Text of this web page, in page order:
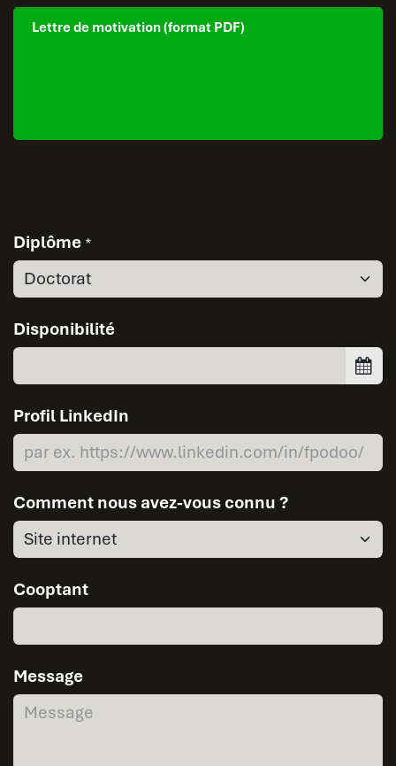
Lettre de motivation (format PDF)
Diplôme *
Disponibilité
Profil LinkedIn
Comment nous avez-vous connu ?
Cooptant
Message